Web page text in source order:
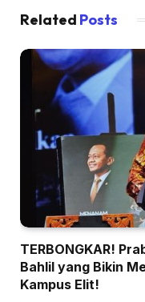
Related Posts
TERBONGKAR!
Bahlil yang Bikin
Kampus Elit!